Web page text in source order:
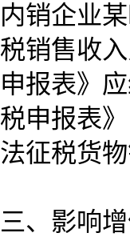
内销企业
税销售收
申报表》
税申报表
法征税货
三、影响